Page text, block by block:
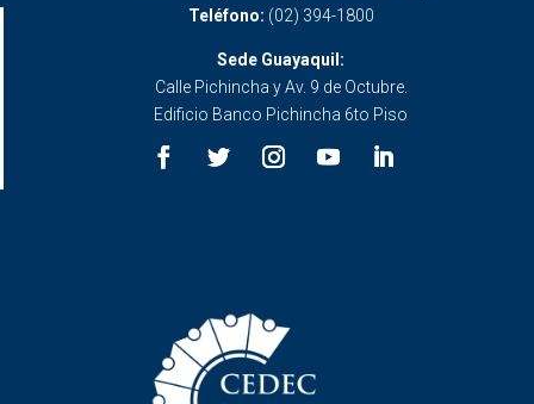
Teléfono: (02) 394-1800
Sede Guayaquil:
Calle Pichincha y Av. 9 de Octubre.
Edificio Banco Pichincha 6to Piso